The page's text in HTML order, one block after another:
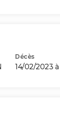
Décès
14/02/2023 à